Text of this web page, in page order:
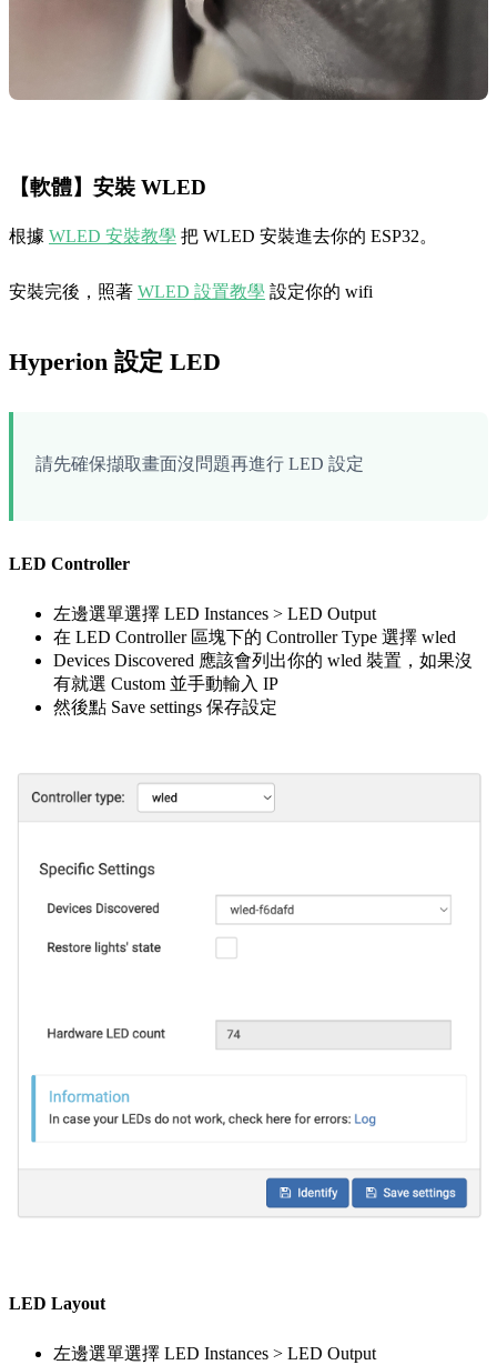
【軟體】安裝 WLED
根據 WLED 安裝教學 把 WLED 安裝進去你的 ESP32。
安裝完後，照著 WLED 設置教學 設定你的 wifi
Hyperion 設定 LED
請先確保擷取畫面沒問題再進行 LED 設定
LED Controller
左邊選單選擇 LED Instances > LED Output
在 LED Controller 區塊下的 Controller Type 選擇 wled
Devices Discovered 應該會列出你的 wled 裝置，如果沒
有就選 Custom 並手動輸入 IP
然後點 Save settings 保存設定
LED Layout
左邊選單選擇 LED Instances > LED Output